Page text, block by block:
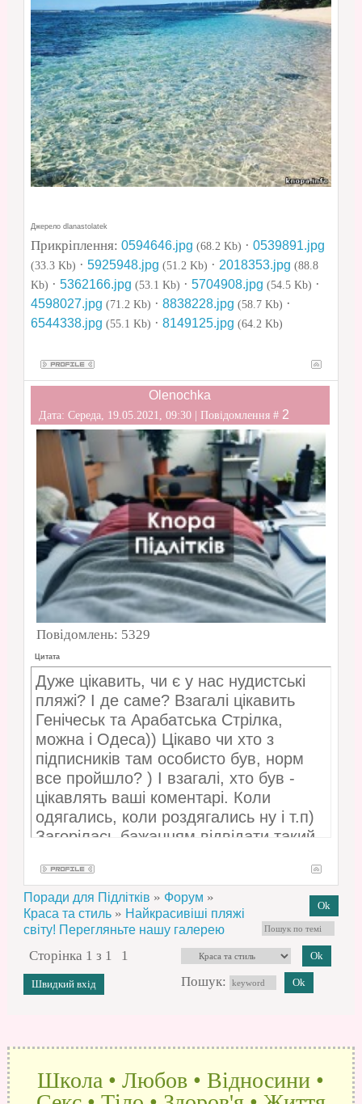
Джерело dlanastolatek
Прикріплення: 0594646.jpg (68.2 Kb) · 0539891.jpg
(33.3 Kb) · 5925948.jpg (51.2 Kb) · 2018353.jpg (88.8
Kb) · 5362166.jpg (53.1 Kb) · 5704908.jpg (54.5 Kb) ·
4598027.jpg (71.2 Kb) · 8838228.jpg (58.7 Kb) ·
6544338.jpg (55.1 Kb) · 8149125.jpg (64.2 Kb)
Olenochka
Дата: Середа, 19.05.2021, 09:30 | Повідомлення # 2
Повідомлень: 5329
Цитата
Дуже цікавить, чи є у нас нудистські
пляжі? І де саме? Взагалі цікавить
Генічеськ та Арабатська Стрілка,
можна і Одеса)) Цікаво чи хто з
підписників там особисто був, норм
все пройшло? ) І взагалі, хто був -
цікавлять ваші коментарі. Коли
одягались, коли роздягались ну і т.п)
Загорілась бажанням відвідати такий
пройшло)
Поради для Підлітків » Форум »
Краса та стиль » Найкрасивіші пляжі
світу! Перегляньте нашу галерею
Сторінка 1 з 1
1
Пошук:
Школа • Любов • Відносини •